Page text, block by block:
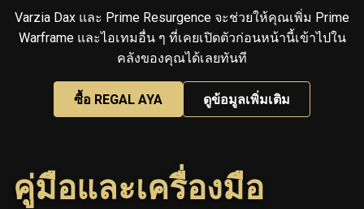
Varzia Dax และ Prime Resurgence จะช่วยให้คุณเพิ่ม Prime
Warframe และไอเทมอื่น ๆ ที่เคยเปิดตัวก่อนหน้านี้เข้าไปใน
คลังของคุณได้เลยทันที
ซื้อ REGAL AYA ดูข้อมูลเพิ่มเติม
คู่มือและเครื่องมือ